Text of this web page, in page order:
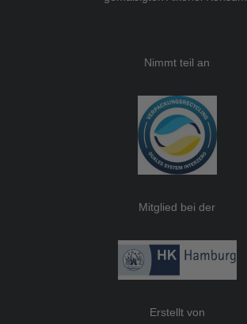
Nimmt teil an
Mitglied bei der
Erstellt von